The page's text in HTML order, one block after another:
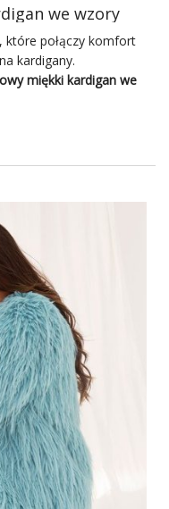
we wzory
które połączy komfort
kardigany.
miękki kardigan we
oferuje różnorodne i
konkurencyjne
profesjonalną
jestnajlepsza
z którą warto
wyróżnia
odzieży damskiej
kardigan
na
kluczowe dla
i czuć się
Nasz